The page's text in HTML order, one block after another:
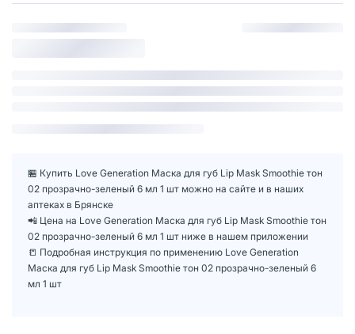
🏪 Купить Love Generation Маска для губ Lip Mask Smoothie тон
02 прозрачно-зеленый 6 мл 1 шт можно на сайте и в наших
аптеках в Брянске
📲 Цена на Love Generation Маска для губ Lip Mask Smoothie тон
02 прозрачно-зеленый 6 мл 1 шт ниже в нашем приложении
📒 Подробная инструкция по применению Love Generation
Маска для губ Lip Mask Smoothie тон 02 прозрачно-зеленый 6
мл 1 шт